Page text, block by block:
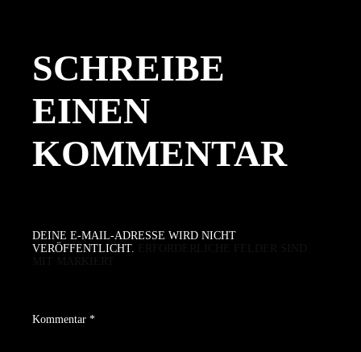
SCHREIBE
EINEN
KOMMENTAR
DEINE E-MAIL-ADRESSE WIRD NICHT
VERÖFFENTLICHT.
Kommentar *